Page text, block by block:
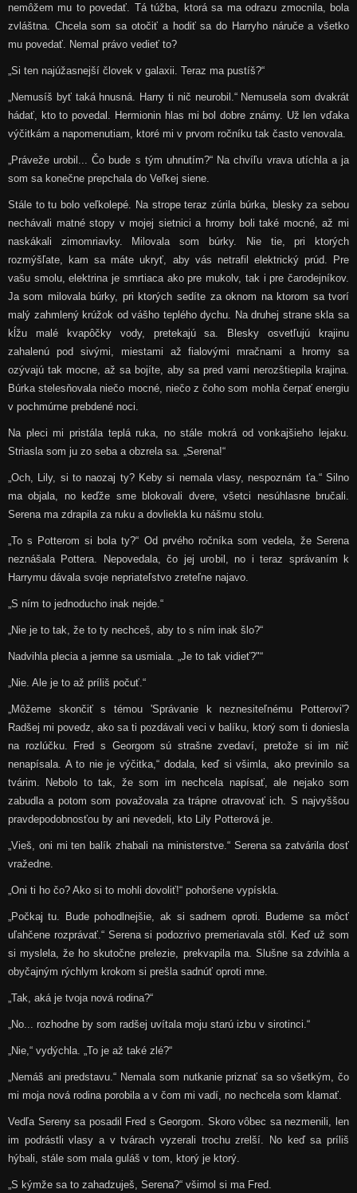
nemôžem mu to povedať. Tá túžba, ktorá sa ma odrazu zmocnila, bola
zvláštna. Chcela som sa otočiť a hodiť sa do Harryho náruče a všetko
mu povedať. Nemal právo vedieť to?
„Si ten najúžasnejší človek v galaxii. Teraz ma pustíš?“
„Nemusíš byť taká hnusná. Harry ti nič neurobil.“ Nemusela som dvakrát
hádať, kto to povedal. Hermionin hlas mi bol dobre známy. Už len vďaka
výčitkám a napomenutiam, ktoré mi v prvom ročníku tak často venovala.
„Práveže urobil... Čo bude s tým uhnutím?“ Na chvíľu vrava utíchla a ja
som sa konečne prepchala do Veľkej siene.
Stále to tu bolo veľkolepé. Na strope teraz zúrila búrka, blesky za sebou
nechávali matné stopy v mojej sietnici a hromy boli také mocné, až mi
naskákali zimomriavky. Milovala som búrky. Nie tie, pri ktorých
rozmýšľate, kam sa máte ukryť, aby vás netrafil elektrický prúd. Pre
vašu smolu, elektrina je smrtiaca ako pre mukolv, tak i pre čarodejníkov.
Ja som milovala búrky, pri ktorých sedíte za oknom na ktorom sa tvorí
malý zahmlený krúžok od vášho teplého dychu. Na druhej strane skla sa
kĺžu malé kvapôčky vody, pretekajú sa. Blesky osvetľujú krajinu
zahalenú pod sivými, miestami až fialovými mračnami a hromy sa
ozývajú tak mocne, až sa bojíte, aby sa pred vami nerozštiepila krajina.
Búrka stelesňovala niečo mocné, niečo z čoho som mohla čerpať energiu
v pochmúrne prebdené noci.
Na pleci mi pristála teplá ruka, no stále mokrá od vonkajšieho lejaku.
Striasla som ju zo seba a obzrela sa. „Serena!“
„Och, Lily, si to naozaj ty? Keby si nemala vlasy, nespoznám ťa.“ Silno
ma objala, no keďže sme blokovali dvere, všetci nesúhlasne bručali.
Serena ma zdrapila za ruku a dovliekla ku nášmu stolu.
„To s Potterom si bola ty?“ Od prvého ročníka som vedela, že Serena
neznášala Pottera. Nepovedala, čo jej urobil, no i teraz správaním k
Harrymu dávala svoje nepriateľstvo zreteľne najavo.
„S ním to jednoducho inak nejde.“
„Nie je to tak, že to ty nechceš, aby to s ním inak šlo?“
Nadvihla plecia a jemne sa usmiala. „Je to tak vidieť?"“
„Nie. Ale je to až príliš počuť.“
„Môžeme skončiť s témou 'Správanie k neznesiteľnému Potterovi'?
Radšej mi povedz, ako sa ti pozdávali veci v balíku, ktorý som ti doniesla
na rozlúčku. Fred s Georgom sú strašne zvedaví, pretože si im nič
nenapísala. A to nie je výčitka,“ dodala, keď si všimla, ako previnilo sa
tvárim. Nebolo to tak, že som im nechcela napísať, ale nejako som
zabudla a potom som považovala za trápne otravovať ich. S najvyššou
pravdepodobnosťou by ani nevedeli, kto Lily Potterová je.
„Vieš, oni mi ten balík zhabali na ministerstve.“ Serena sa zatvárila dosť
vražedne.
„Oni ti ho čo? Ako si to mohli dovoliť!“ pohoršene vypískla.
„Počkaj tu. Bude pohodlnejšie, ak si sadnem oproti. Budeme sa môcť
uľahčene rozprávať.“ Serena si podozrivo premeriavala stôl. Keď už som
si myslela, že ho skutočne prelezie, prekvapila ma. Slušne sa zdvihla a
obyčajným rýchlym krokom si prešla sadnúť oproti mne.
„Tak, aká je tvoja nová rodina?“
„No... rozhodne by som radšej uvítala moju starú izbu v sirotinci.“
„Nie,“ vydýchla. „To je až také zlé?“
„Nemáš ani predstavu.“ Nemala som nutkanie priznať sa so všetkým, čo
mi moja nová rodina porobila a v čom mi vadí, no nechcela som klamať.
Vedľa Sereny sa posadil Fred s Georgom. Skoro vôbec sa nezmenili, len
im podrástli vlasy a v tvárach vyzerali trochu zrelší. No keď sa príliš
hýbali, stále som mala guláš v tom, ktorý je ktorý.
„S kýmže sa to zahadzuješ, Serena?“ všimol si ma Fred.